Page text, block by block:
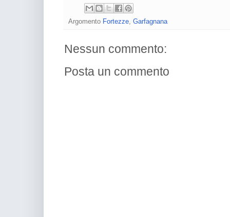
Argomento Fortezze Garfagnana
Nessun commento:
Posta un commento